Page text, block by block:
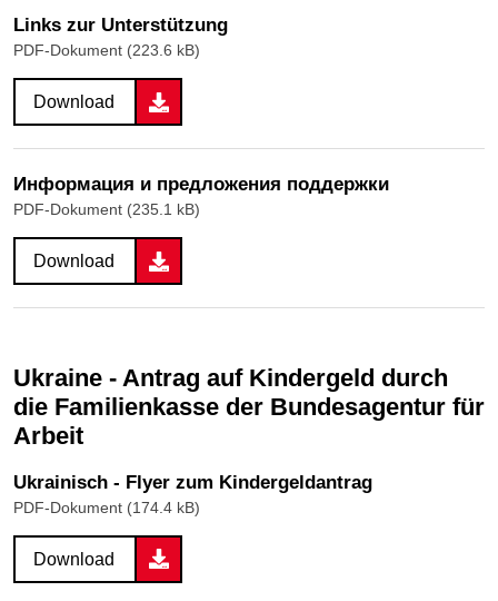
Links zur Unterstützung
PDF-Dokument (223.6 kB)
Download
Информация и предложения поддержки
PDF-Dokument (235.1 kB)
Download
Ukraine - Antrag auf Kindergeld durch
die Familienkasse der Bundesagentur für
Arbeit
Ukrainisch - Flyer zum Kindergeldantrag
PDF-Dokument (174.4 kB)
Download